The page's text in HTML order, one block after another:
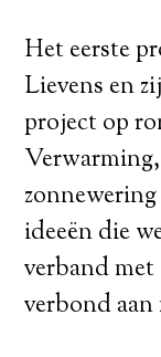
Het eerste
Lievens en
project op
ideeën die
verband met
verbond aan